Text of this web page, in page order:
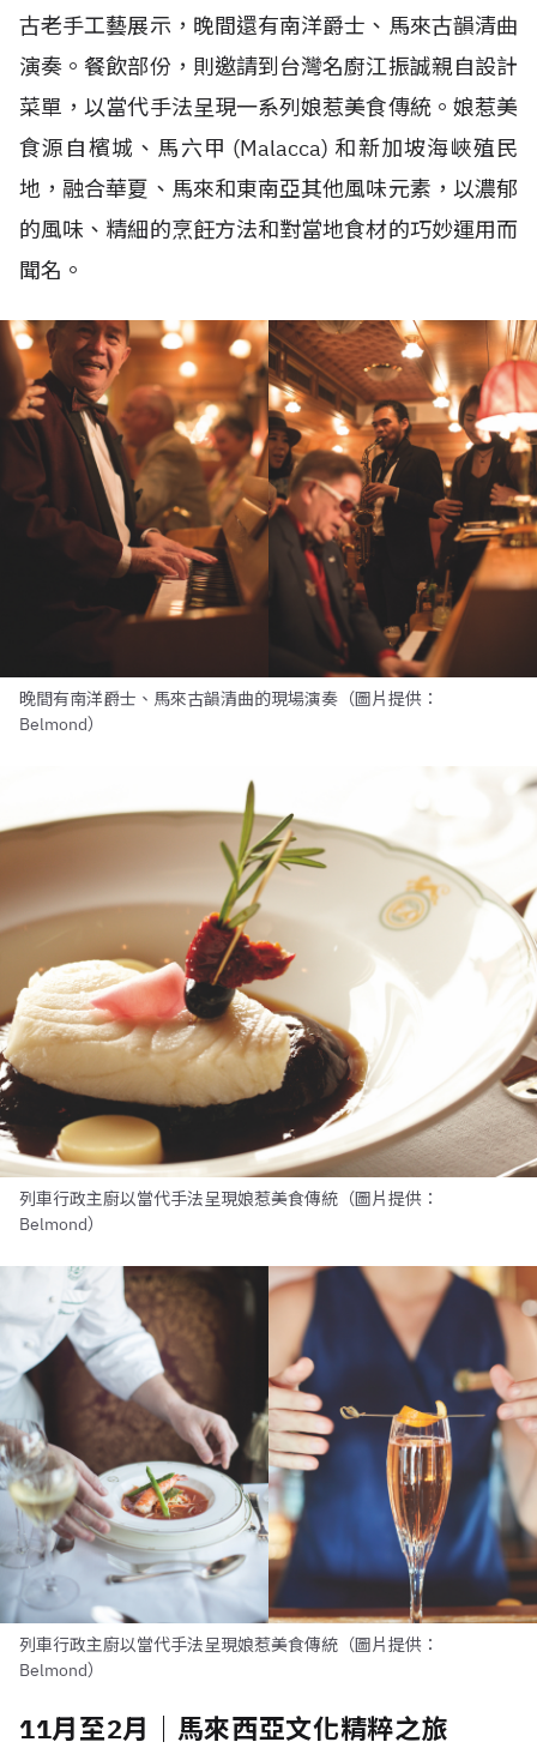
古老手工藝展示，晚間還有南洋爵士、馬來古韻清曲
演奏。餐飲部份，則邀請到台灣名廚江振誠親自設計
菜單，以當代手法呈現一系列娘惹美食傳統。娘惹美
食源自檳城、馬六甲 (Malacca) 和新加坡海峽殖民
地，融合華夏、馬來和東南亞其他風味元素，以濃郁
的風味、精細的烹飪方法和對當地食材的巧妙運用而
聞名。
晚間有南洋爵士、馬來古韻清曲的現場演奏（圖片提供：
Belmond）
列車行政主廚以當代手法呈現娘惹美食傳統（圖片提供：
Belmond）
列車行政主廚以當代手法呈現娘惹美食傳統（圖片提供：
Belmond）
11月至2月｜馬來西亞文化精粹之旅